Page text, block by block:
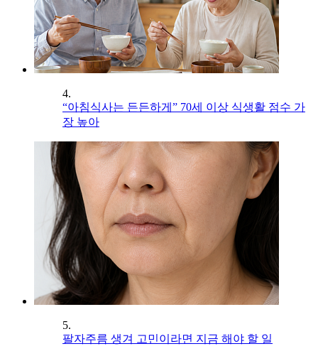
4.
“아침식사는 든든하게” 70세 이상 식생활 점수 가
장 높아
5.
팔자주름 생겨 고민이라면 지금 해야 할 일